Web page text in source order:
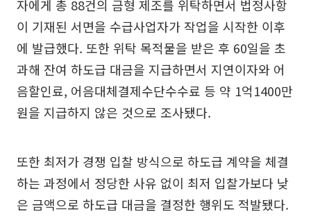
자에게 총 88건의 금형 제조를 위탁하면서 법정사항
이 기재된 서면을 수급사업자가 작업을 시작한 이후
에 발급했다. 또한 위탁 목적물을 받은 후 60일을 초
과해 잔여 하도급 대금을 지급하면서 지연이자와 어
음할인료, 어음대체결제수단수수료 등 약 1억1400만
원을 지급하지 않은 것으로 조사됐다.
또한 최저가 경쟁 입찰 방식으로 하도급 계약을 체결
하는 과정에서 정당한 사유 없이 최저 입찰가보다 낮
은 금액으로 하도급 대금을 결정한 행위도 적발됐다.